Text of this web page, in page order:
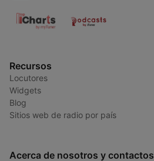
Recursos
Locutores
Widgets
Blog
Sitios web de radio por país
Acerca de nosotros y contactos